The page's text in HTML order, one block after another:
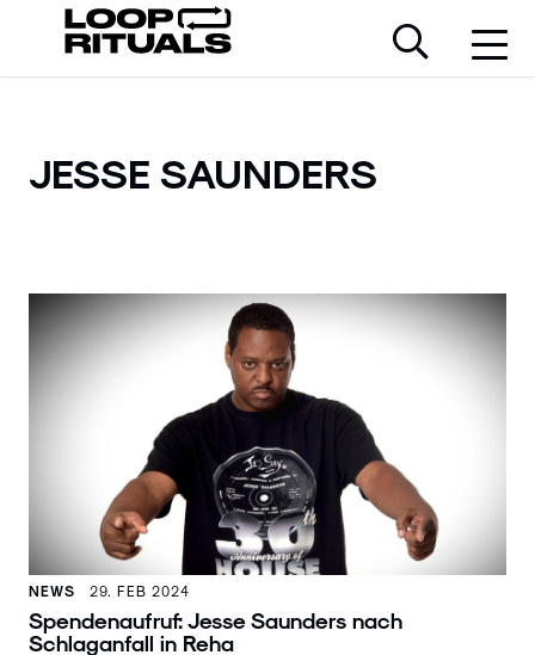
JESSE SAUNDERS
NEWS 29. FEB 2024
Spendenaufruf: Jesse Saunders nach
Schlaganfall in Reha